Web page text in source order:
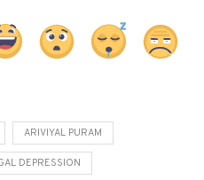
ARIVIYAL PURAM
DEPRESSION